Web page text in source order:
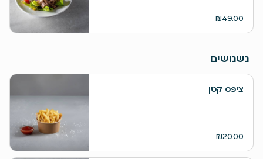
₪49.00
נשנושים
ציפס קטן
₪20.00